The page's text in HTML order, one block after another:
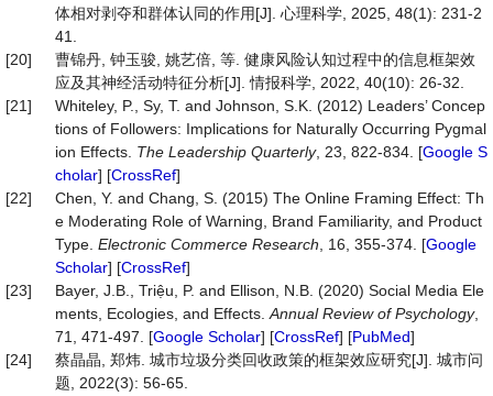
体相对剥夺和群体认同的作用[J]. 心理科学, 2025, 48(1): 231-2
41.
[20]
曹锦丹, 钟玉骏, 姚艺倍, 等. 健康风险认知过程中的信息框架效
应及其神经活动特征分析[J]. 情报科学, 2022, 40(10): 26-32.
[21]
Whiteley, P., Sy, T. and Johnson, S.K. (2012) Leaders’ Concep
tions of Followers: Implications for Naturally Occurring Pygmal
ion Effects. The Leadership Quarterly, 23, 822-834. [Google S
cholar] [CrossRef]
[22]
Chen, Y. and Chang, S. (2015) The Online Framing Effect: Th
e Moderating Role of Warning, Brand Familiarity, and Product
Type. Electronic Commerce Research , 16, 355-374. [Google
Scholar] [CrossRef]
[23]
Bayer, J.B., Triệu, P. and Ellison, N.B. (2020) Social Media Ele
ments, Ecologies, and Effects. Annual Review of Psychology,
71, 471-497. [Google Scholar] [CrossRef] [PubMed]
[24]
蔡晶晶, 郑炜. 城市垃圾分类回收政策的框架效应研究[J]. 城市问
题, 2022(3): 56-65.